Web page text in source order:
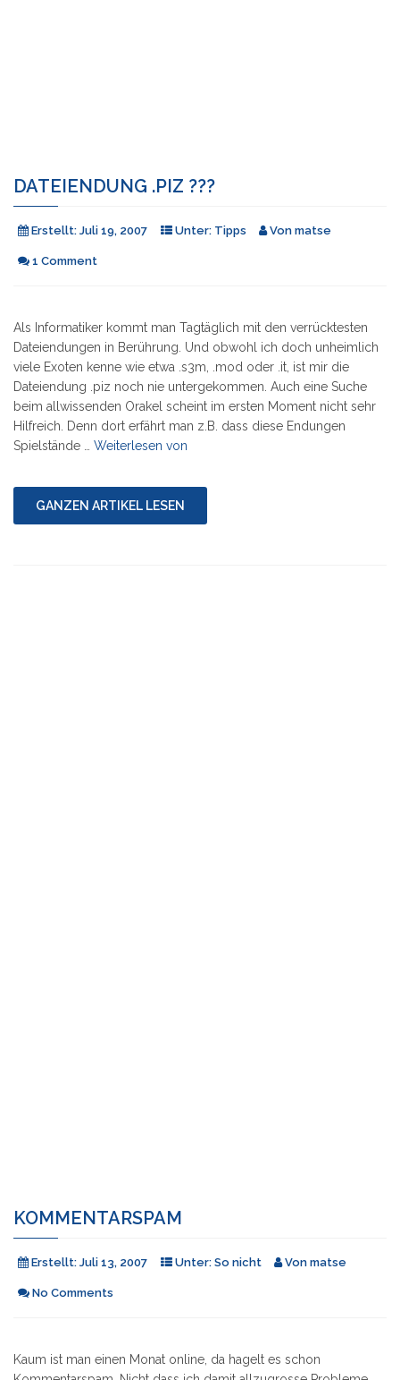
DATEIENDUNG .PIZ ???
Erstellt: Juli 19, 2007 Unter: Tipps Von matse
1 Comment
Als Informatiker kommt man Tagtäglich mit den verrücktesten
Dateiendungen in Berührung. Und obwohl ich doch unheimlich
viele Exoten kenne wie etwa .s3m, .mod oder .it, ist mir die
Dateiendung .piz noch nie untergekommen. Auch eine Suche
beim allwissenden Orakel scheint im ersten Moment nicht sehr
Hilfreich. Denn dort erfährt man z.B. dass diese Endungen
Spielstände … Weiterlesen von
???"
GANZEN ARTIKEL LESEN
KOMMENTARSPAM
Erstellt: Juli 13, 2007 Unter: So nicht Von matse
No Comments
Kaum ist man einen Monat online, da hagelt es schon